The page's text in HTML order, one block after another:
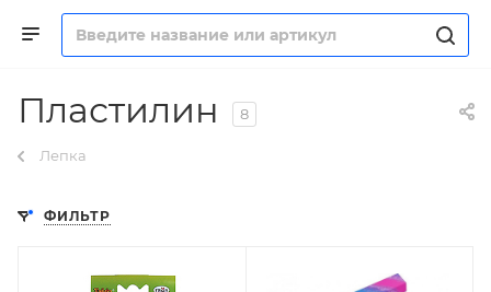
Пластилин 8
Лепка
ФИЛЬТР